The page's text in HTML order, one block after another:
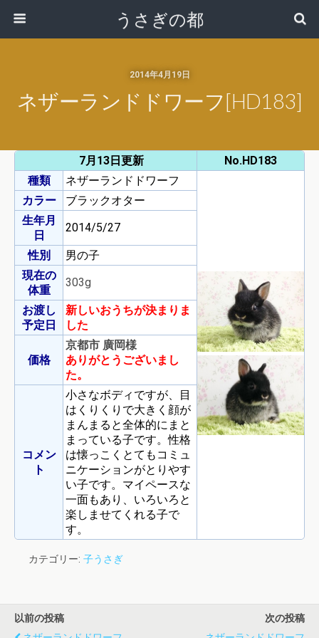
うさぎの都
2014年4月19日
ネザーランドドワーフ[HD183]
7月13日更新
No.HD183
種類
ネザーランドドワーフ
カラー
ブラックオター
生年月
日
2014/5/27
性別
男の子
現在の
体重
303g
お渡し
予定日
新しいおうちが決まりま
した
価格
京都市 廣岡様
ありがとうございまし
た。
コメン
ト
小さなボディですが、目
はくりくりで大きく顔が
まんまると全体的にまと
まっている子です。性格
は懐っこくとてもコミュ
ニケーションがとりやす
い子です。マイペースな
一面もあり、いろいろと
楽しませてくれる子で
す。
カテゴリー: 子うさぎ
以前の投稿
次の投稿